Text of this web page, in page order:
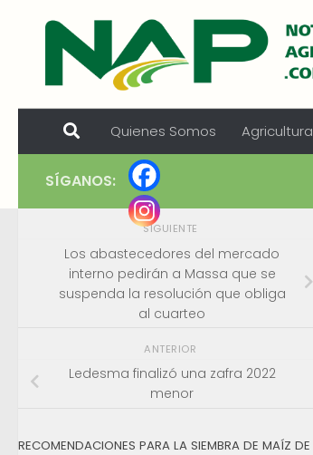
Skip to content
Quienes Somos Agricultura
SÍGANOS:
SIGUIENTE
Los abastecedores del mercado
interno pedirán a Massa que se
suspenda la resolución que obliga
al cuarteo
ANTERIOR
Ledesma finalizó una zafra 2022
menor
RECOMENDACIONES PARA LA SIEMBRA DE MAÍZ DE